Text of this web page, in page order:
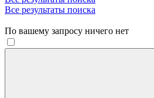
Все результаты поиска
По вашему запросу ничего нет